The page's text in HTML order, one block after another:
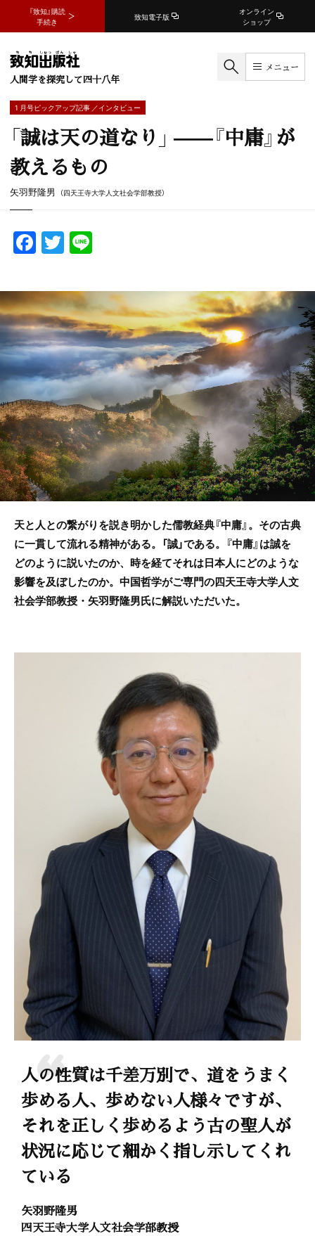
『致知』購読
手続き
致知電子版
オンライン
ショップ
人間学を探究して四十八年
メニュー
1 月号ピックアップ記事 ／インタビュー
「誠は天の道なり」 ——『中庸』が
教えるもの
矢羽野隆男 （四天王寺大学人文社会学部教授）
F
a
c
e
b
o
o
k
T
w
itt
er
e
天と人との繋がりを説き明かした儒教経典『中庸』。その古典
に一貫して流れる精神がある。「誠」である。『中庸』は誠を
どのように説いたのか、時を経てそれは日本人にどのような
影響を及ぼしたのか。中国哲学がご専門の四天王寺大学人文
社会学部教授・矢羽野隆男氏に解説いただいた。
人の性質は千差万別で、道をうまく
歩める人、歩めない人様々ですが、
それを正しく歩めるよう古の聖人が
状況に応じて細かく指し示してくれ
ている
矢羽野隆男
四天王寺大学人文社会学部教授